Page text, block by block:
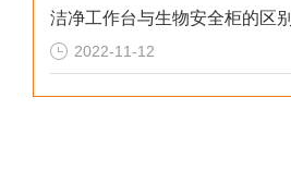
洁净工作台与生物安全柜的区别
2022-11-12